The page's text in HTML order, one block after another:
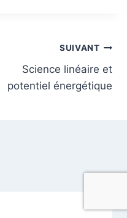
SUIVANT
Science linéaire et
potentiel énergétique